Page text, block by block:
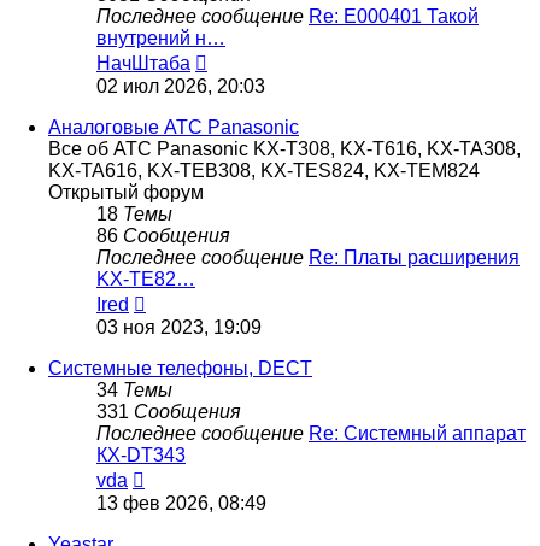
Последнее сообщение Re: E000401 Такой
внутрений н…
НачШтаба
последнему
сообщению
02 июл 2026, 20:03
Аналоговые АТС Panasonic
Все об АТС Panasonic KX-T308, KX-T616, KX-TA308,
KX-TA616, KX-TEB308, KX-TES824, KX-TEM824
Открытый форум
18 Темы
86 Сообщения
Последнее сообщение Re: Платы расширения
KX-TE82…
Ired
к
последнему
сообщению
03 ноя 2023, 19:09
Системные телефоны, DECT
34 Темы
331 Сообщения
Последнее сообщение Re: Системный аппарат
КХ-DT343
vda
к
последнему
13 фев 2026, 08:49